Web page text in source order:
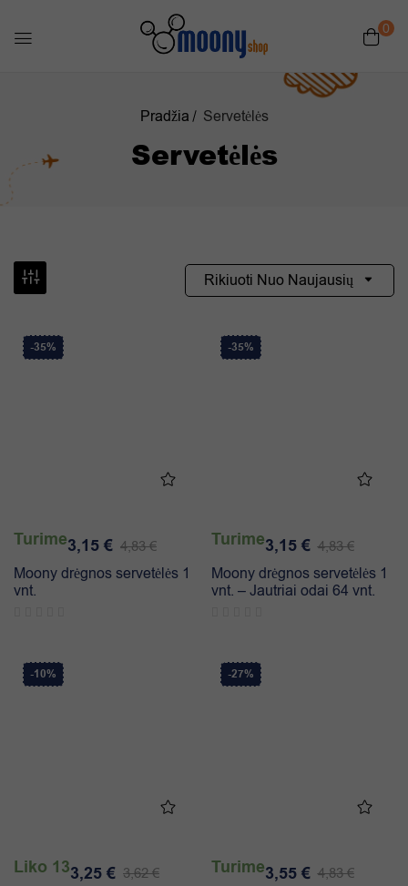
0
Pradžia Servetėlės
Servetėlės
Rikiuoti Nuo Naujausių
-35%
4,83€
3,15 €
Turime
Moony drėgnos servetėlės 1
vnt.
-35%
4,83€
3,15 €
Turime
Moony drėgnos servetėlės 1
vnt. – Jautriai odai 64 vnt.
-10%
3,62€
3,25 €
Liko 13
-27%
4,83€
3,55 €
Turime